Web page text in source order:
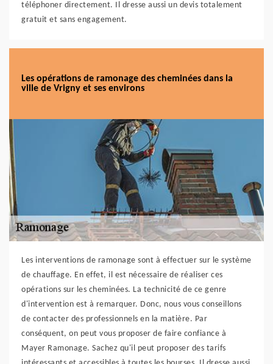
téléphoner directement. Il dresse aussi un devis totalement
gratuit et sans engagement.
Les opérations de ramonage des cheminées dans la
ville de Vrigny et ses environs
Les interventions de ramonage sont à effectuer sur le système
de chauffage. En effet, il est nécessaire de réaliser ces
opérations sur les cheminées. La technicité de ce genre
d'intervention est à remarquer. Donc, nous vous conseillons
de contacter des professionnels en la matière. Par
conséquent, on peut vous proposer de faire confiance à
Mayer Ramonage. Sachez qu'il peut proposer des tarifs